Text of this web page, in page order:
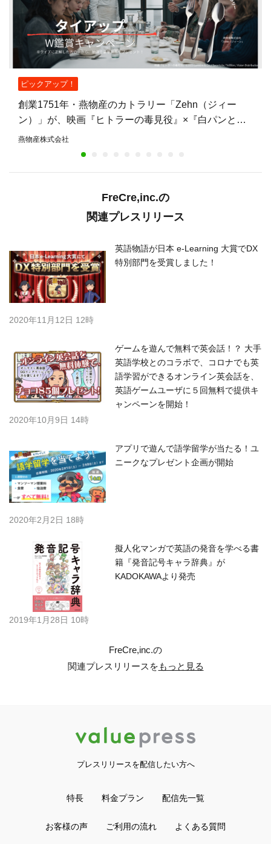
ピックアップ！
創業1751年・燕物産のカトラリー「Zehn（ジィー
ン）」が、映画『ヒトラーの毒見役』×『白パンと独
裁者』W鑑賞キャンペーンの賞品に——燕物産初の映
燕物産株式会社
FreCre,inc.の
関連プレスリリース
英語物語が日本 e-Learning 大賞でDX
特別部門を受賞しました！
2020年11月12日 12時
ゲームを遊んで無料で英会話！？ 大手
英語学校とのコラボで、コロナでも英
語学習ができるオンライン英会話を、
英語ゲームユーザに５回無料で提供キ
ャンペーンを開始！
2020年10月9日 14時
アプリで遊んで語学留学が当たる！ユ
ニークなプレゼント企画が開始
2020年2月2日 18時
擬人化マンガで英語の発音を学べる書
籍『発音記号キャラ辞典』が
KADOKAWAより発売
2019年1月28日 10時
FreCre,inc.の
関連プレスリリースをもっと見る
プレスリリースを配信したい方へ
特長 料金プラン 配信先一覧
お客様の声 ご利用の流れ よくある質問